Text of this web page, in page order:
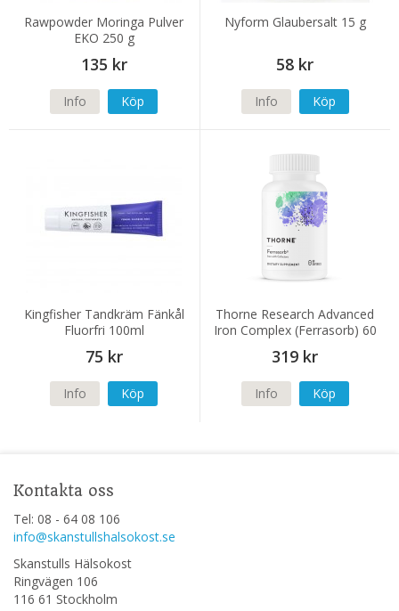
Rawpowder Moringa Pulver
EKO 250 g
135 kr
Info Köp
Nyform Glaubersalt 15 g
58 kr
Info Köp
Kingfisher Tandkräm Fänkål
Fluorfri 100ml
75 kr
Info Köp
Thorne Research Advanced
Iron Complex (Ferrasorb) 60
kapslar
319 kr
Info Köp
Kontakta oss
Tel: 08 - 64 08 106
info@skanstullshalsokost.se
Skanstulls Hälsokost
Ringvägen 106
116 61 Stockholm